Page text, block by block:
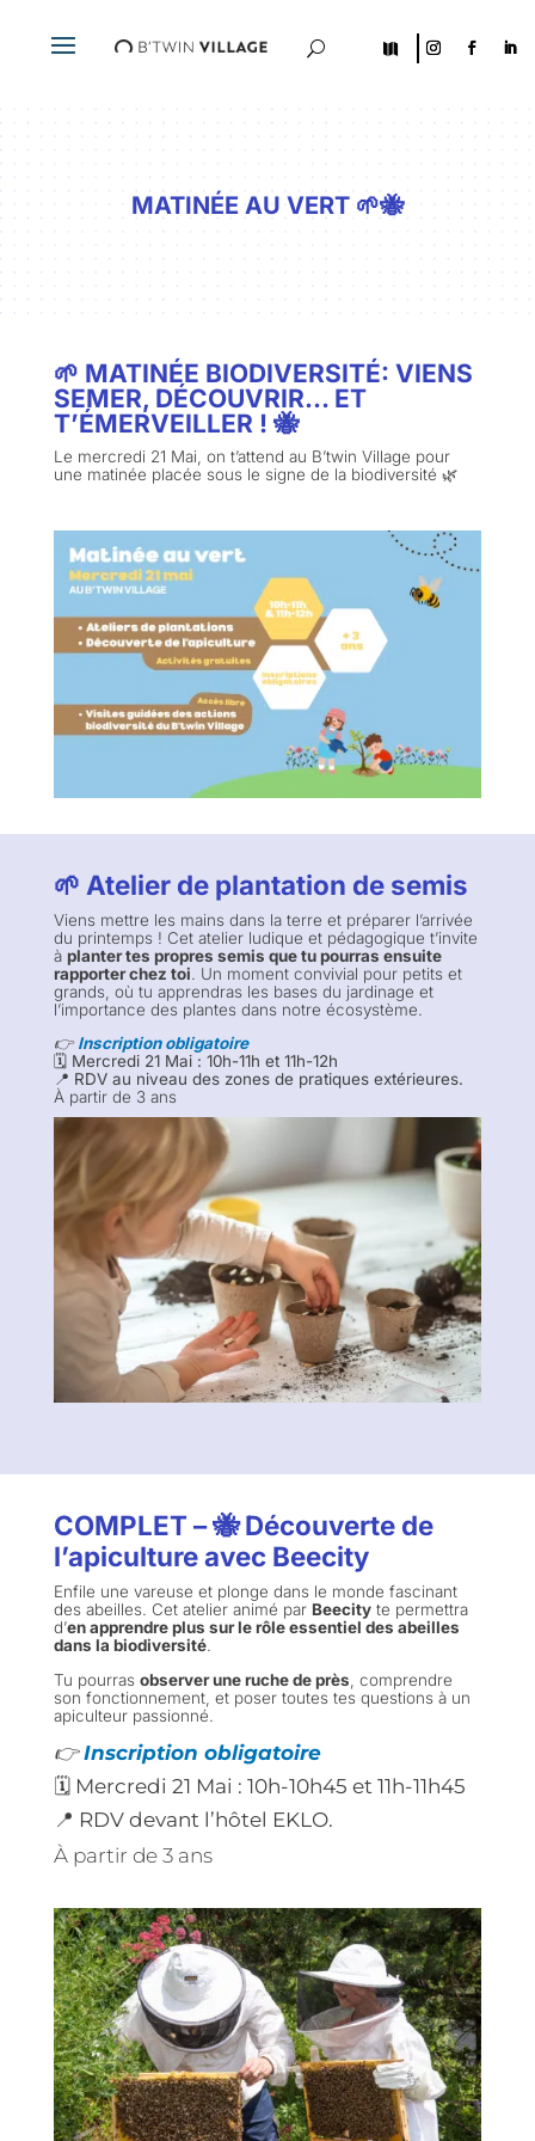

U
MATINÉE AU VERT 🌱🐝
🌱 MATINÉE BIODIVERSITÉ: VIENS
SEMER, DÉCOUVRIR… ET
T’ÉMERVEILLER ! 🐝
Le mercredi 21 Mai, on t’attend au B’twin Village pour
une matinée placée sous le signe de la biodiversité 🌿
🌱 Atelier de plantation de semis
Viens mettre les mains dans la terre et préparer l’arrivée
du printemps ! Cet atelier ludique et pédagogique t’invite
à planter tes propres semis que tu pourras ensuite
rapporter chez toi. Un moment convivial pour petits et
grands, où tu apprendras les bases du jardinage et
l’importance des plantes dans notre écosystème.
👉Inscription obligatoire
🗓️ Mercredi 21 Mai : 10h-11h et 11h-12h
📍 RDV au niveau des zones de pratiques extérieures.
À partir de 3 ans
COMPLET – 🐝 Découverte de
l’apiculture avec Beecity
Enfile une vareuse et plonge dans le monde fascinant
des abeilles. Cet atelier animé par Beecityte permettra
d’en apprendre plus sur le rôle essentiel des abeilles
dans la biodiversité.
Tu pourras observer une ruche de près , comprendre
son fonctionnement, et poser toutes tes questions à un
apiculteur passionné.
👉Inscription obligatoire
🗓️ Mercredi 21 Mai : 10h-10h45 et 11h-11h45
📍 RDV devant l’hôtel EKLO.
À partir de 3 ans